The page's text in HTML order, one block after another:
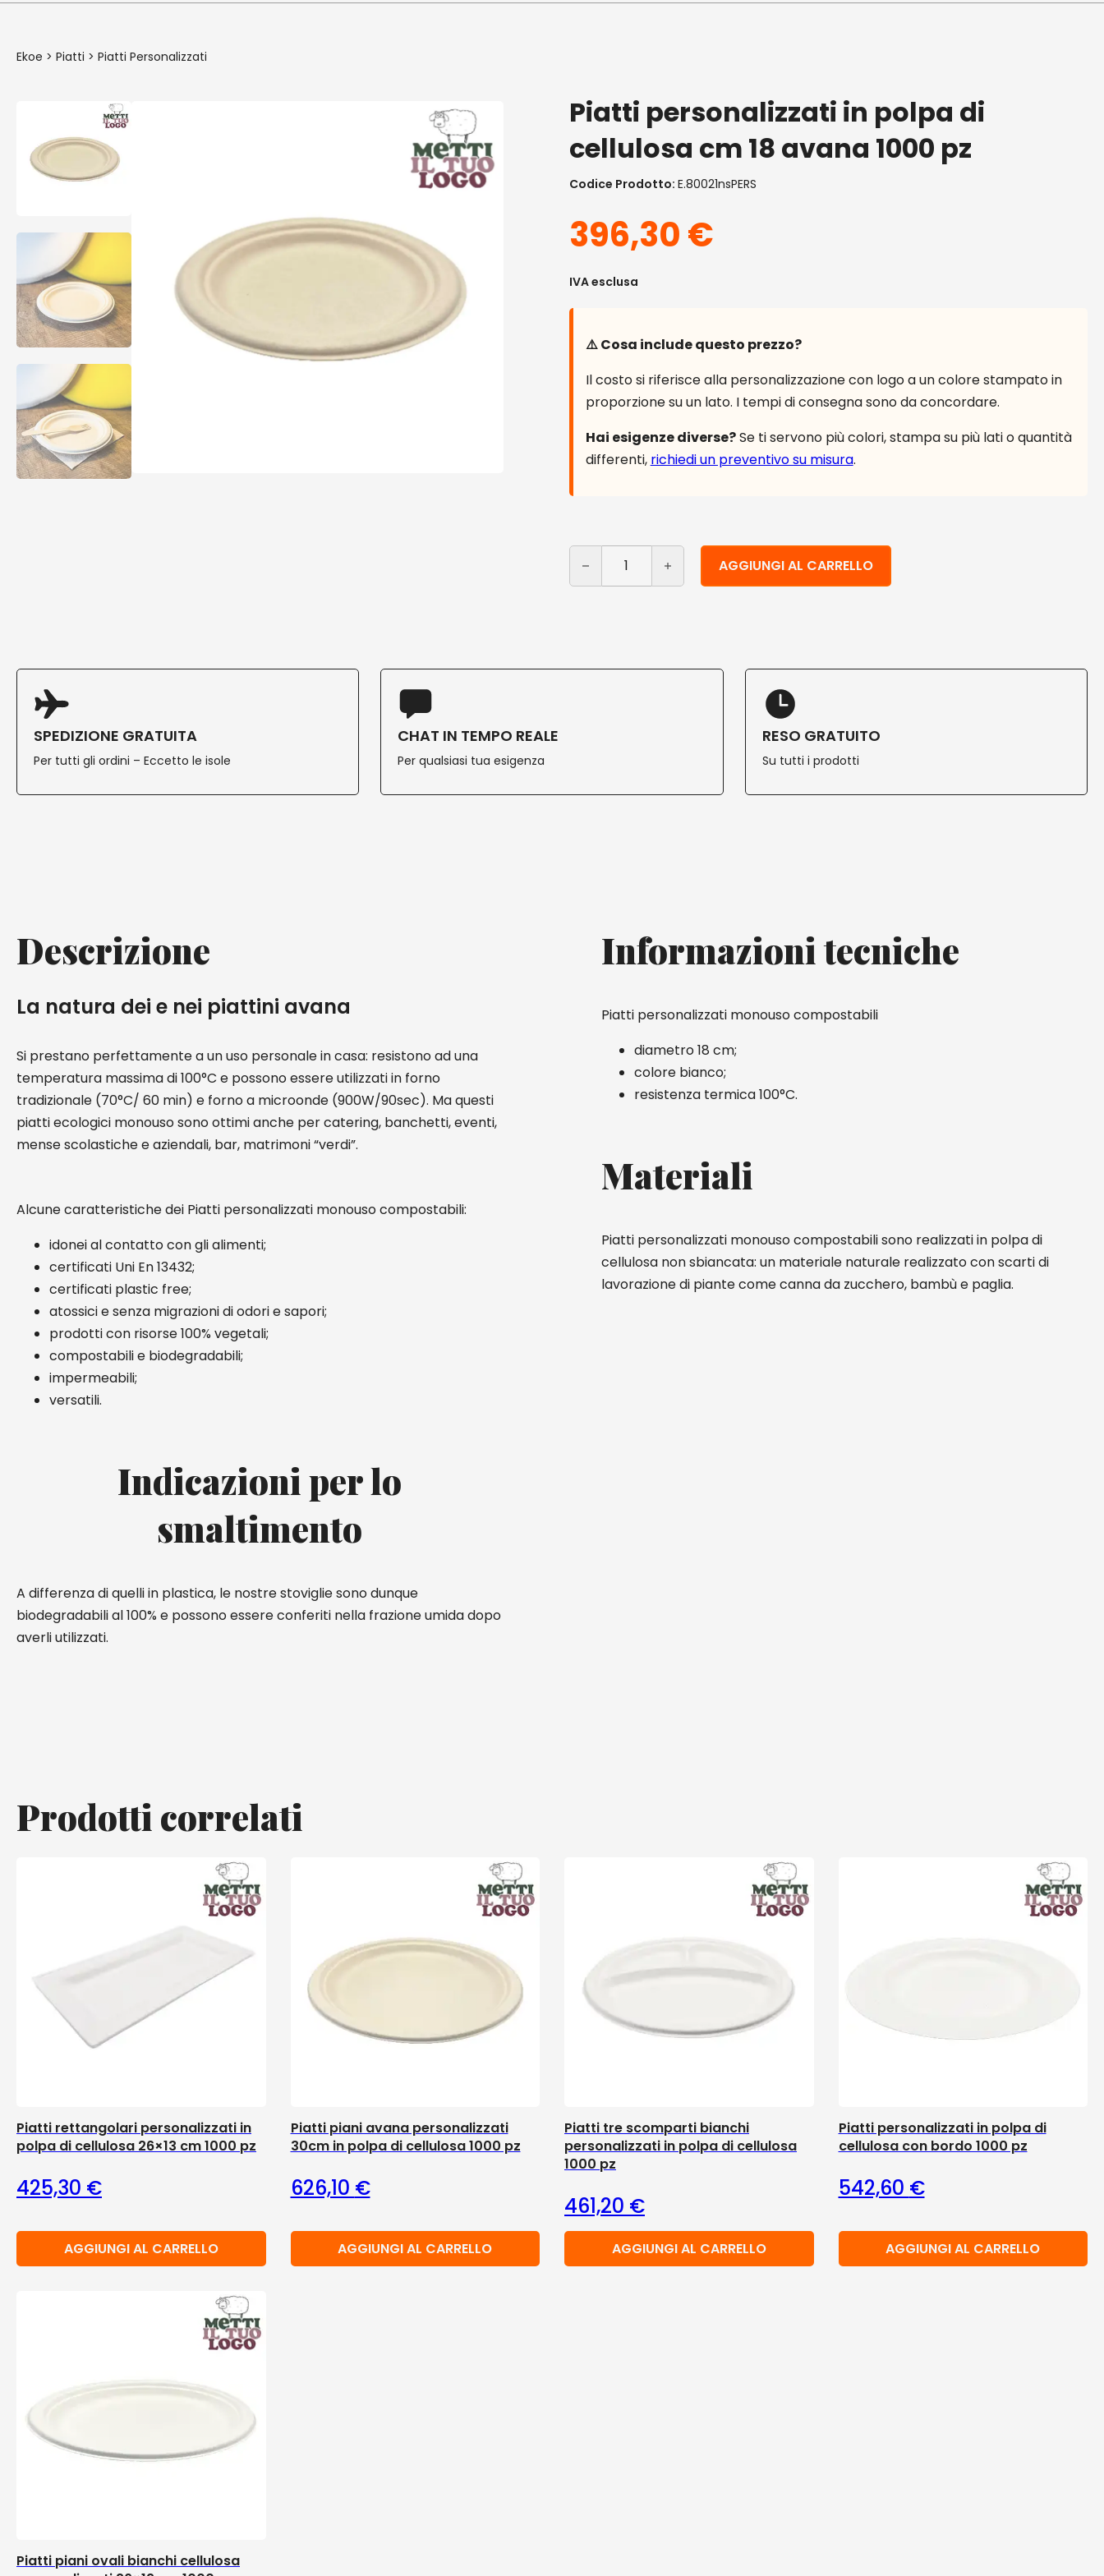
Ekoe > Piatti > Piatti Personalizzati
Piatti personalizzati in polpa di
cellulosa cm 18 avana 1000 pz
Codice Prodotto: E.80021nsPERS
396,30€
IVA esclusa
⚠️ Cosa include questo prezzo?
Il costo si riferisce alla personalizzazione con logo a un colore stampato in
proporzione su un lato. I tempi di consegna sono da concordare.
Hai esigenze diverse?Se ti servono più colori, stampa su più lati o quantità
differenti, richiedi un preventivo su misura.
Piatti personalizzati in polpa di cellulosa cm 18 avana 1000 pz quantità
AGGIUNGI AL CARRELLO
Alternative:
SPEDIZIONE GRATUITA
Per tutti gli ordini – Eccetto le isole
CHAT IN TEMPO REALE
Per qualsiasi tua esigenza
RESO GRATUITO
Su tutti i prodotti
Descrizione
La natura dei e nei piattini avana
Si prestano perfettamente a un uso personale in casa: resistono ad una
temperatura massima di 100°C e possono essere utilizzati in forno
tradizionale (70°C/ 60 min) e forno a microonde (900W/90sec). Ma questi
piatti ecologici monouso sono ottimi anche per catering, banchetti, eventi,
mense scolastiche e aziendali, bar, matrimoni “verdi”.
Alcune caratteristiche dei Piatti personalizzati monouso compostabili:
idonei al contatto con gli alimenti;
certificati Uni En 13432;
certificati plastic free;
atossici e senza migrazioni di odori e sapori;
prodotti con risorse 100% vegetali;
compostabili e biodegradabili;
impermeabili;
versatili.
Indicazioni per lo
smaltimento
A differenza di quelli in plastica, le nostre stoviglie sono dunque
biodegradabili al 100% e possono essere conferiti nella frazione umida dopo
averli utilizzati.
Informazioni tecniche
Piatti personalizzati monouso compostabili
diametro 18 cm;
colore bianco;
resistenza termica 100°C.
Materiali
Piatti personalizzati monouso compostabili sono realizzati in polpa di
cellulosa non sbiancata: un materiale naturale realizzato con scarti di
lavorazione di piante come canna da zucchero, bambù e paglia.
Prodotti correlati
Piatti rettangolari personalizzati in
polpa di cellulosa 26×13 cm 1000 pz
425,30 €
AGGIUNGI AL CARRELLO
Piatti piani avana personalizzati
30cm in polpa di cellulosa 1000 pz
626,10 €
AGGIUNGI AL CARRELLO
Piatti tre scomparti bianchi
personalizzati in polpa di cellulosa
1000 pz
461,20 €
AGGIUNGI AL CARRELLO
Piatti personalizzati in polpa di
cellulosa con bordo 1000 pz
542,60 €
AGGIUNGI AL CARRELLO
Piatti piani ovali bianchi cellulosa